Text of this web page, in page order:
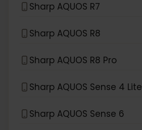
Sharp AQUOS R7
Sharp AQUOS R8
Sharp AQUOS R8 Pro
Sharp AQUOS Sense 4 Lite
Sharp AQUOS Sense 6